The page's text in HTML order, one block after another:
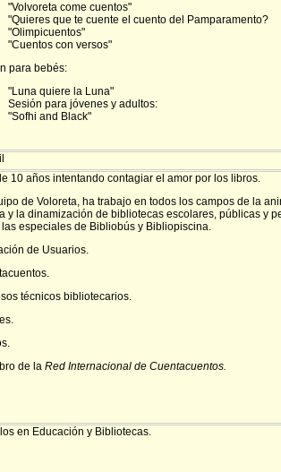
"Volvoreta come cuentos"
"Quieres que te cuente el cuento del Pamparamento?
"Olimpicuentos"
"Cuentos con versos"
para bebés:
"Luna quiere la Luna"
Sesión para jóvenes y adultos:
"Sofhi and Black"
10 años intentando contagiar el amor por los libros.
de Voloreta, ha trabajo en todos los campos de la
y la dinamización de bibliotecas escolares, públicas y
especiales de Bibliobús y Bibliopiscina.
de Usuarios.
técnicos bibliotecarios.
de la Red Internacional de Cuentacuentos.
en Educación y Bibliotecas.